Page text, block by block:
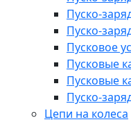
Пуско-
Пуско-
Пусковое
Пусковые
Пусковые
Пуско-
Цепи на колеса